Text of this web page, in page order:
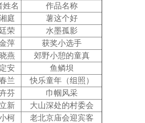
姓名
作品名称
庭
薯这个好
荣
水墨孤影
萍
获奖小选手
燕
郊野小憩的童真
安
鱼鳞坝
兰
快乐童年（组照）
芬
巾帼风采
新
大山深处的村委会
柯
老北京庙会迎宾客